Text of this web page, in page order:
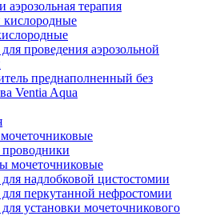
аэрозольная терапия
проведения аэрозольной
преднаполненный без
Ventia Aqua
мочеточниковые
надлобковой цистостомии
перкутанной нефростомии
установки мочеточникового